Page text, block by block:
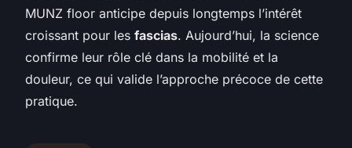
MUNZ floor anticipe depuis longtemps l’intérêt
croissant pour les fascias. Aujourd’hui, la science
confirme leur rôle clé dans la mobilité et la
douleur, ce qui valide l’approche précoce de cette
pratique.